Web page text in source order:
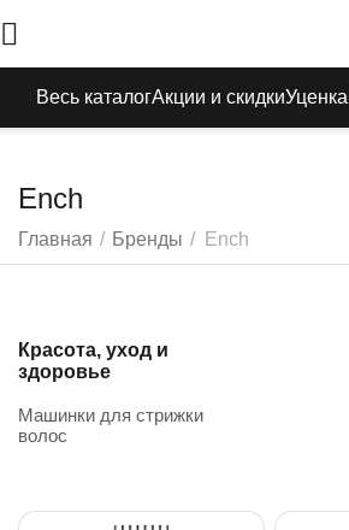
Весь каталогАкции и скидкиУценка
Ench
Главная / Бренды / Ench
Красота, уход и
здоровье
Машинки для стрижки
волос